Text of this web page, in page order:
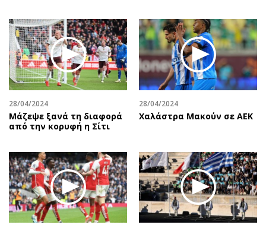
28/04/2024
Μάζεψε ξανά τη διαφορά
από την κορυφή η Σίτι
28/04/2024
Χαλάστρα Μακούν σε ΑΕΚ